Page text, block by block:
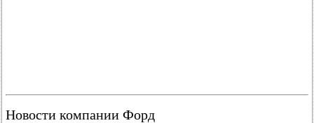
Новости компании Форд